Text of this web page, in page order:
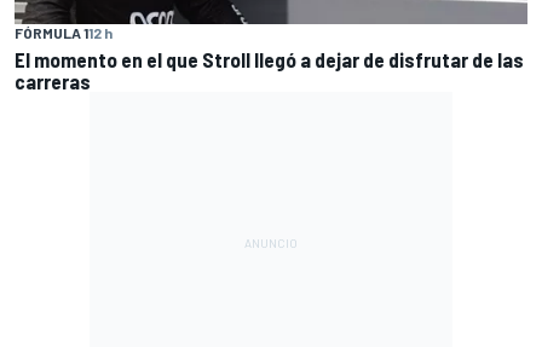
FÓRMULA 112 h
El momento en el que Stroll llegó a dejar de disfrutar de las
carreras